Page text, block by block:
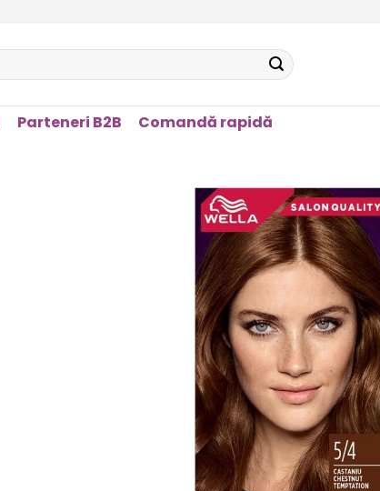
Parteneri B2B Comandă rapidă